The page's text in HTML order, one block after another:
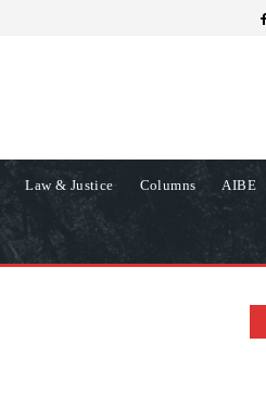
Law & Justice Columns AIBE